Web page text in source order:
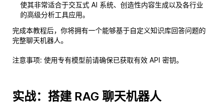
使其非常适合于交互式 AI 系统、创造性内容生成以及各行业
的高级分析工具应用。
完成本教程后，你将拥有一个能够基于自定义知识库回答问题的
完整聊天机器人。
注意事项: 使用专有模型前请确保已获取有效 API 密钥。
实战：搭建 RAG 聊天机器人